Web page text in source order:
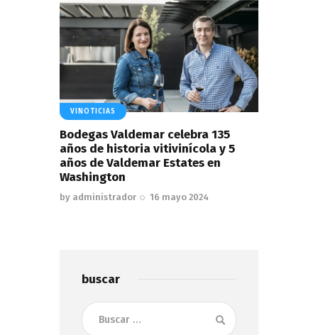
VINOTICIAS
Bodegas Valdemar celebra 135
años de historia vitivinícola y 5
años de Valdemar Estates en
Washington
by administrador 16 mayo 2024
buscar
Buscar: